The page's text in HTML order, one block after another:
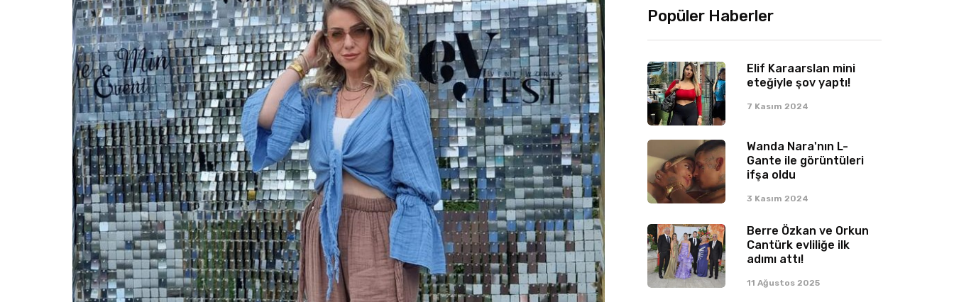
Popüler Haberler
Elif Karaarslan mini
eteğiyle şov yaptı!
7 Kasım 2024
Wanda Nara'nın L-
Gante ile görüntüleri
ifşa oldu
3 Kasım 2024
Berre Özkan ve Orkun
Cantürk evliliğe ilk
adımı attı!
11 Ağustos 2025